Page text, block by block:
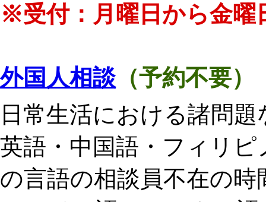
※受付：月曜日から金曜
外国人相談 （予約不要）
日常生活における諸問題
英語・中国語・フィリ
の言語の相談員不在の